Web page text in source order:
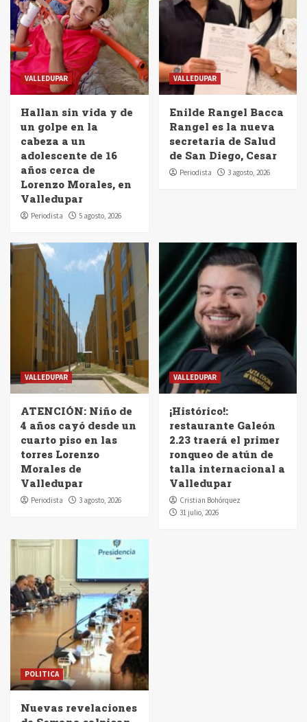
VALLEDUPAR
Hallan sin vida y de
un golpe en la
cabeza a un
adolescente de 16
años cerca de
Lorenzo Morales, en
Valledupar
Periodista 5 agosto, 2026
VALLEDUPAR
Enilde Rangel Bacca
Rangel es la nueva
secretaria de Salud
de San Diego, Cesar
Periodista 3 agosto, 2026
VALLEDUPAR
ATENCIÓN: Niño de
4 años cayó desde un
cuarto piso en las
torres Lorenzo
Morales de
Valledupar
Periodista 3 agosto, 2026
VALLEDUPAR
¡Histórico!:
restaurante Galeón
2.23 traerá el primer
ronqueo de atún de
talla internacional a
Valledupar
Cristian Bohórquez
31 julio, 2026
POLITICA
Nuevas revelaciones